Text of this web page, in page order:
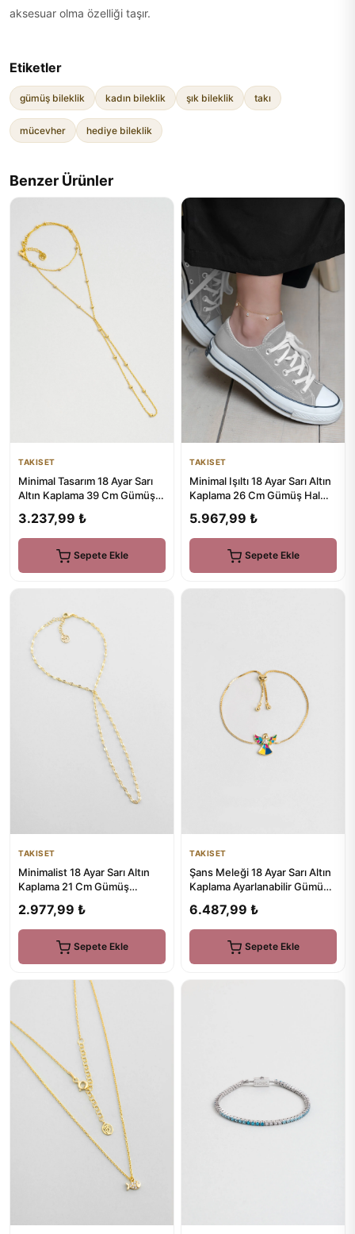
aksesuar olma özelliği taşır.
Etiketler
gümüş bileklik kadın bileklik şık bileklik takı
mücevher hediye bileklik
Benzer Ürünler
TAKISET
Minimal Tasarım 18 Ayar Sarı
Altın Kaplama 39 Cm Gümüş
3.237,99 ₺
Sepete Ekle
TAKISET
Minimal Işıltı 18 Ayar Sarı Altın
Kaplama 26 Cm Gümüş Hal
5.967,99 ₺
Sepete Ekle
TAKISET
Minimalist 18 Ayar Sarı Altın
Kaplama 21 Cm Gümüş
2.977,99 ₺
Sepete Ekle
TAKISET
Şans Meleği 18 Ayar Sarı Altın
Kaplama Ayarlanabilir Gümüş
6.487,99 ₺
Sepete Ekle